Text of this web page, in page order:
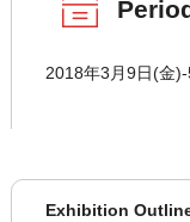
2018年3月9日(金
Exhibition